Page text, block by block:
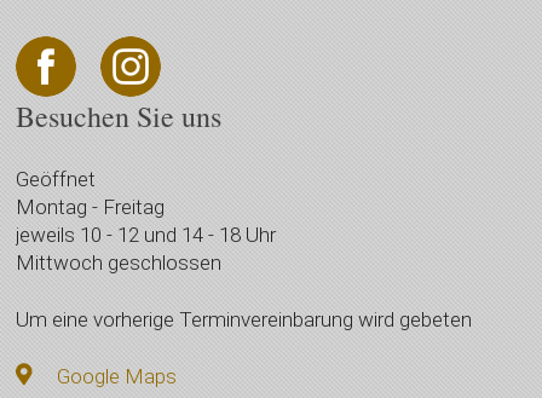
Besuchen Sie uns
Geöffnet
Montag - Freitag
jeweils 10 - 12 und 14 - 18 Uhr
Mittwoch geschlossen
Um eine vorherige Terminvereinbarung wird gebeten
Google Maps